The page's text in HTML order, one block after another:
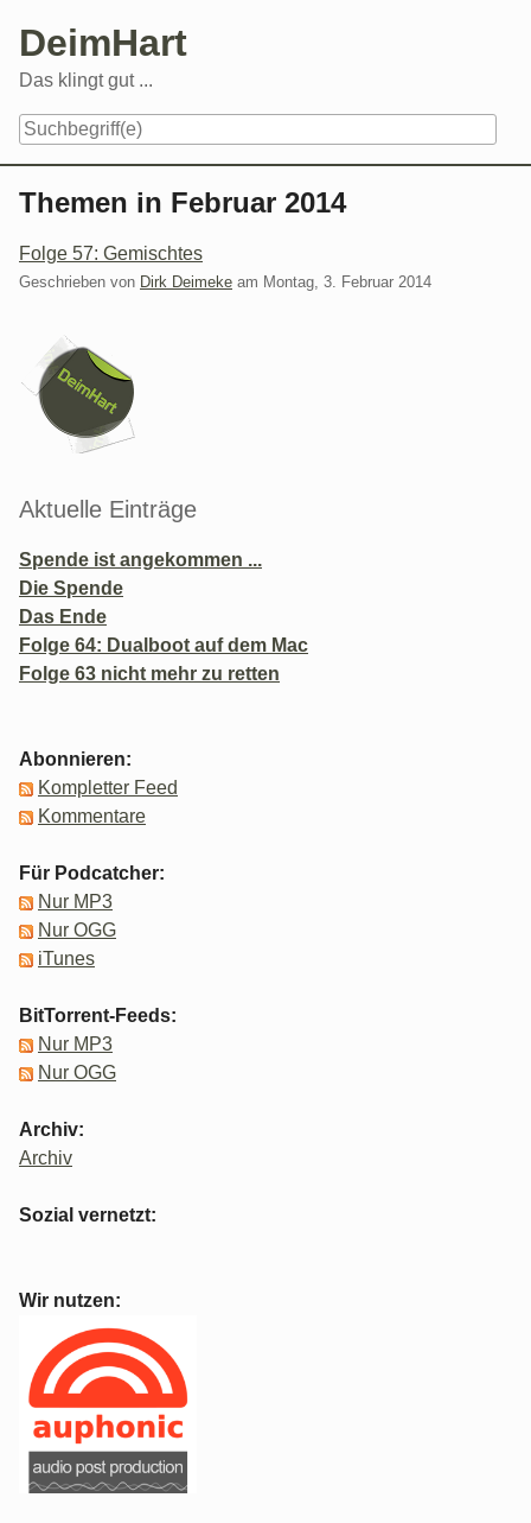
content
DeimHart
Das klingt gut ...
Themen in Februar 2014
Folge 57: Gemischtes
Geschrieben von Dirk Deimeke am Montag, 3. Februar 2014
Seitenleiste
Aktuelle Einträge
Spende ist angekommen ...
Die Spende
Das Ende
Folge 64: Dualboot auf dem Mac
Folge 63 nicht mehr zu retten
Abonnieren:
Kompletter Feed
Kommentare
Für Podcatcher:
Nur MP3
Nur OGG
iTunes
BitTorrent-Feeds:
Nur MP3
Nur OGG
Archiv:
Archiv
Sozial vernetzt:
Wir nutzen: